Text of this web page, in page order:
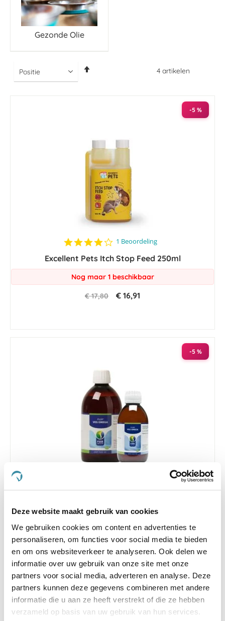
Deze website maakt gebruik van cookies
We gebruiken cookies om content en advertenties te
personaliseren, om functies voor social media te bieden
en om ons websiteverkeer te analyseren. Ook delen we
informatie over uw gebruik van onze site met onze
partners voor social media, adverteren en analyse. Deze
partners kunnen deze gegevens combineren met andere
informatie die u aan ze heeft verstrekt of die ze hebben
verzameld op basis van uw gebruik van hun services.
Gezonde Olie
4 artikelen
-5 %
4.0
rating
1 Beoordeling
Excellent Pets Itch Stop Feed 250ml
Nog maar 1 beschikbaar
€ 17,80 € 16,91
-5 %
Nog maar 2 beschikbaar
€ 24,55 € 23,32